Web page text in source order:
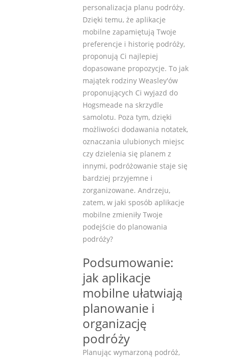
personalizacja planu podróży.
Dzięki temu, że aplikacje
mobilne zapamiętują Twoje
preferencje i historię podróży,
proponują Ci najlepiej
dopasowane propozycje. To jak
majątek rodziny Weasley'ów
proponujących Ci wyjazd do
Hogsmeade na skrzydle
samolotu. Poza tym, dzięki
możliwości dodawania notatek,
oznaczania ulubionych miejsc
czy dzielenia się planem z
innymi, podróżowanie staje się
bardziej przyjemne i
zorganizowane. Andrzeju,
zatem, w jaki sposób aplikacje
mobilne zmieniły Twoje
podejście do planowania
podróży?
Podsumowanie:
jak aplikacje
mobilne ułatwiają
planowanie i
organizację
podróży
Planując wymarzoną podróż,